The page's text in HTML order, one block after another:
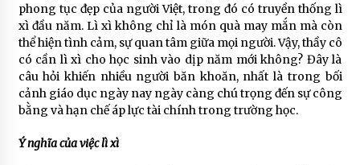
phong tục đẹp của người Việt, trong đó có truyền thống lì
xì đầu năm. Lì xì không chỉ là món quà may mắn mà còn
thể hiện tình cảm, sự quan tâm giữa mọi người. Vậy, thầy cô
có cần lì xì cho học sinh vào dịp năm mới không? Đây là
câu hỏi khiến nhiều người băn khoăn, nhất là trong bối
cảnh giáo dục ngày nay ngày càng chú trọng đến sự công
bằng và hạn chế áp lực tài chính trong trường học.
Ý nghĩa của việc lì xì